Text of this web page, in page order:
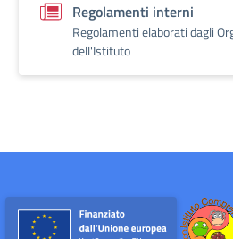
Regolamenti interni
Regolamenti elaborati dagli
dell'Istituto